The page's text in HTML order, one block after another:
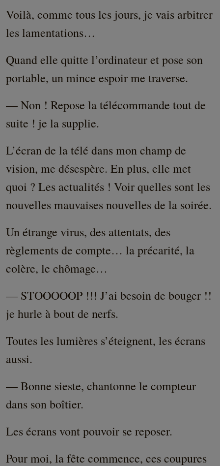
Voilà, comme tous les jours, je vais arbitrer
les lamentations…
Quand elle quitte l’ordinateur et pose son
portable, un mince espoir me traverse.
— Non ! Repose la télécommande tout de
suite ! je la supplie.
L’écran de la télé dans mon champ de
vision, me désespère. En plus, elle met
quoi ? Les actualités ! Voir quelles sont les
nouvelles mauvaises nouvelles de la soirée.
Un étrange virus, des attentats, des
règlements de compte… la précarité, la
colère, le chômage…
— STOOOOOP !!! J’ai besoin de bouger !!
je hurle à bout de nerfs.
Toutes les lumières s’éteignent, les écrans
aussi.
— Bonne sieste, chantonne le compteur
dans son boîtier.
Les écrans vont pouvoir se reposer.
Pour moi, la fête commence, ces coupures